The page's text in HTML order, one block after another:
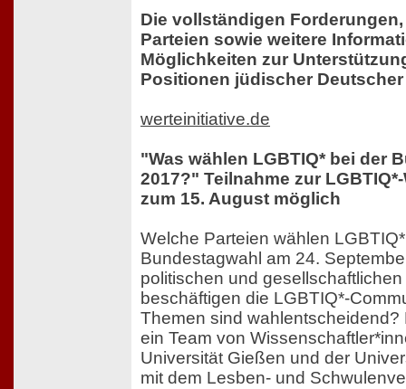
Die vollständigen
Parteien sowie weitere
Möglichkeiten zur
Positionen jüdischer
werteinitiative.de
"Was wählen LGBTIQ* bei der
2017?" Teilnahme zur
zum 15. August möglich
Welche Parteien wählen
Bundestagwahl am 24.
politischen und
beschäftigen die LGBTIQ*-
Themen sind wahlentscheidend?
ein Team von
Universität Gießen und der
mit dem Lesben- und